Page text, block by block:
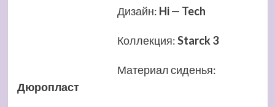
Дизайн: Hi — Tech
Коллекция:Starck 3
Материал сиденья:
Дюропласт